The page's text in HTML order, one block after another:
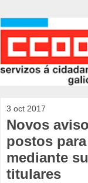
3 oct 2017
Novos
postos
mediante
titulares